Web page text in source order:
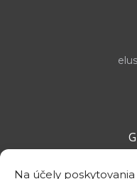
Na účely